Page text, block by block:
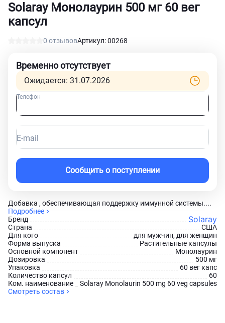
Solaray Монолаурин 500 мг 60 вег
капсул
0 отзывовАртикул: 00268
Добавка , обеспечивающая поддержку иммунной системы....
Подробнее
Бренд
Solaray
Страна
США
Для кого
для мужчин, для женщин
Форма выпуска
Растительные капсулы
Основной компонент
Монолаурин
Дозировка
500 мг
Упаковка
60 вег капс
Количество капсул
60
Ком. наименование
Solaray Monolaurin 500 mg 60 veg capsules
Смотреть состав
Временно отсутствует
Ожидается: 31.07.2026
Телефон
E-mail
Сообщить о поступлении